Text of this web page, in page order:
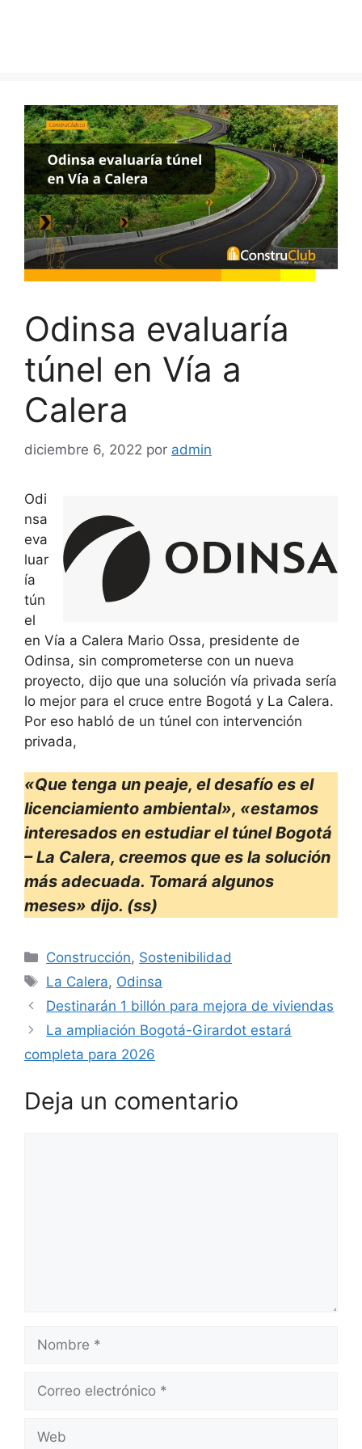
Odinsa evaluaría
túnel en Vía a
Calera
diciembre 6, 2022 por admin
Odi
nsa
eva
luar
ía
tún
el
en Vía a Calera Mario Ossa, presidente de
Odinsa, sin comprometerse con un nueva
proyecto, dijo que una solución vía privada sería
lo mejor para el cruce entre Bogotá y La Calera.
Por eso habló de un túnel con intervención
privada,
«Que tenga un peaje, el desafío es el
licenciamiento ambiental», «estamos
interesados en estudiar el túnel Bogotá
– La Calera, creemos que es la solución
más adecuada. Tomará algunos
meses» dijo. (ss)
Categorías
Construcción, Sostenibilidad
Etiquetas
La Calera, Odinsa
Destinarán 1 billón para mejora de viviendas
La ampliación Bogotá-Girardot estará
completa para 2026
Deja un comentario
electrónico